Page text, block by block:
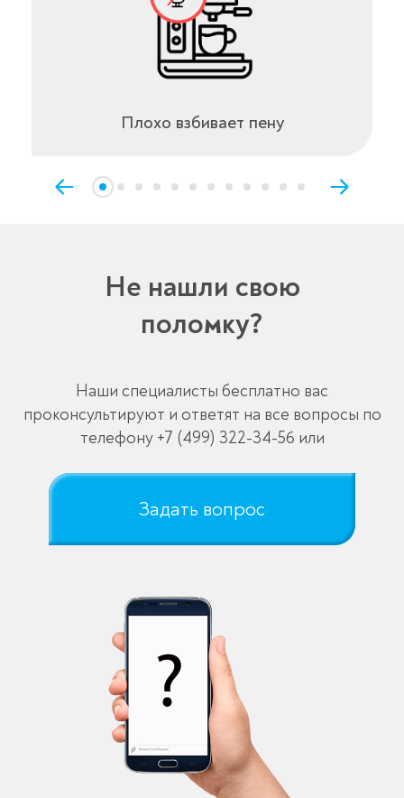
Плохо взбивает пену
Не нашли свою
поломку?
Наши специалисты бесплатно вас
проконсультируют и ответят на все вопросы по
телефону +7 (499) 322-34-56 или
Задать вопрос